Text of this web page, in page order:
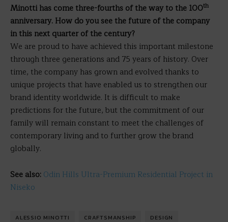
Minotti has come three-fourths of the way to the 100th
anniversary. How do you see the future of the company
in this next quarter of the century?
We are proud to have achieved this important milestone
through three generations and 75 years of history. Over
time, the company has grown and evolved thanks to
unique projects that have enabled us to strengthen our
brand identity worldwide. It is difficult to make
predictions for the future, but the commitment of our
family will remain constant to meet the challenges of
contemporary living and to further grow the brand
globally.
See also: Odin Hills Ultra-Premium Residential Project in
Niseko
ALESSIO MINOTTI CRAFTSMANSHIP
DESIGN